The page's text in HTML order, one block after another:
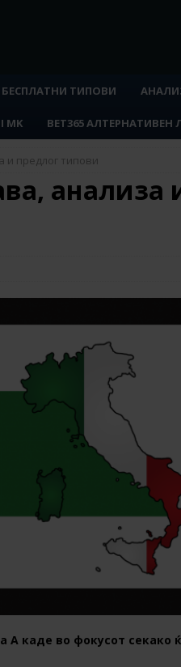
БЕСПЛАТНИ ТИПОВИ
MK BET365 АЛТЕРНАТИВЕН
и предлог типови
анализа
А каде во фокусот секако